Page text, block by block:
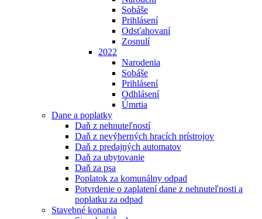
Sobáše
Prihlásení
Odsťahovaní
Zosnulí
2022
Narodenia
Sobáše
Prihlásení
Odhlásení
Úmrtia
Dane a poplatky
Daň z nehnuteľností
Daň z nevýherných hracích prístrojov
Daň z predajných automatov
Daň za ubytovanie
Daň za psa
Poplatok za komunálny odpad
Potvrdenie o zaplatení dane z nehnuteľnosti a
poplatku za odpad
Stavebné konania